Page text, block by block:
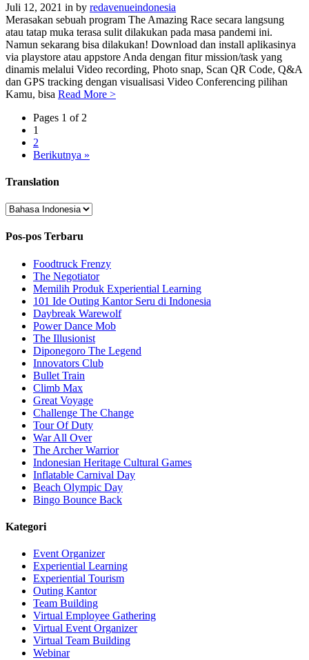
Juli 12, 2021 in by redavenueindonesia
Merasakan sebuah program The Amazing Race secara langsung
atau tatap muka terasa sulit dilakukan pada masa pandemi ini.
Namun sekarang bisa dilakukan! Download dan install aplikasinya
via playstore atau appstore Anda dengan fitur mission/task yang
dinamis melalui Video recording, Photo snap, Scan QR Code, Q&A
dan GPS tracking dengan visualisasi Video Conferencing pilihan
Kamu, bisa Read More >
Pages 1 of 2
1
2
Berikutnya »
Translation
Pos-pos Terbaru
Foodtruck Frenzy
The Negotiator
Memilih Produk Experiential Learning
101 Ide Outing Kantor Seru di Indonesia
Daybreak Warewolf
Power Dance Mob
The Illusionist
Diponegoro The Legend
Innovators Club
Bullet Train
Climb Max
Great Voyage
Challenge The Change
Tour Of Duty
War All Over
The Archer Warrior
Indonesian Heritage Cultural Games
Inflatable Carnival Day
Beach Olympic Day
Bingo Bounce Back
Kategori
Event Organizer
Experiential Learning
Experiential Tourism
Outing Kantor
Team Building
Virtual Employee Gathering
Virtual Event Organizer
Virtual Team Building
Webinar